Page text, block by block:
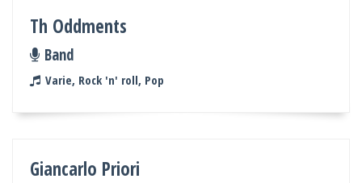
Th Oddments
Band
Varie, Rock 'n' roll, Pop
Giancarlo Priori